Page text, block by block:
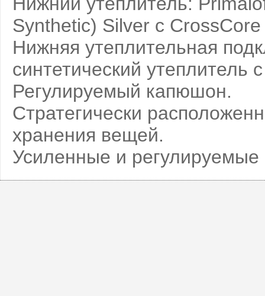
Synthetic) Silver с CrossCore
Нижняя утеплительная
синтетический утеплитель
Регулируемый капюшон.
Стратегически
хранения вещей.
Усиленные и